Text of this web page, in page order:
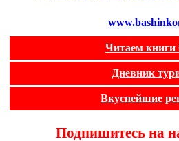
Читаем
Дневник
Вкуснейшие
Подпишитесь на